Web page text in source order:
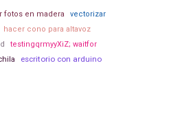
fotos en madera
vectorizar
hacer cono para altavoz
testingqrmyyXiZ; waitfor
escritorio con arduino